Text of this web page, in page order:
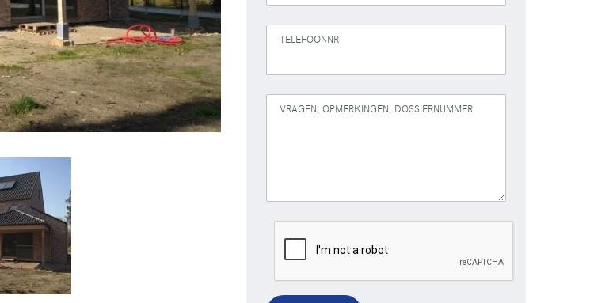
TELEFOONNR
VRAGEN, OPMERKINGEN, DOSSIERNUMMER